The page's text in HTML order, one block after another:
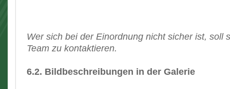
Wer sich bei der Einordnung nicht sicher ist, soll
Team zu kontaktieren.
6.2. Bildbeschreibungen in der Galerie